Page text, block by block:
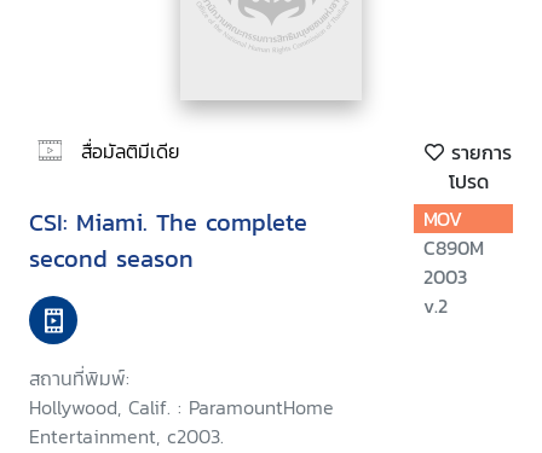
สื่อมัลติมีเดีย
รายการ
โปรด
CSI: Miami. The complete
second season
สถานที่พิมพ์:
Hollywood, Calif. : ParamountHome
Entertainment, c2003.
MOV
C890M
2003
v.2